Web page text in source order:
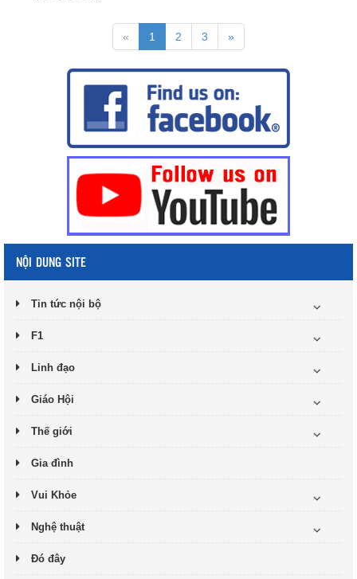
« 1 2 3 »
NỘI DUNG SITE
Tin tức nội bộ
F1
Linh đạo
Giáo Hội
Thế giới
Gia đình
Vui Khỏe
Nghệ thuật
Đó đây